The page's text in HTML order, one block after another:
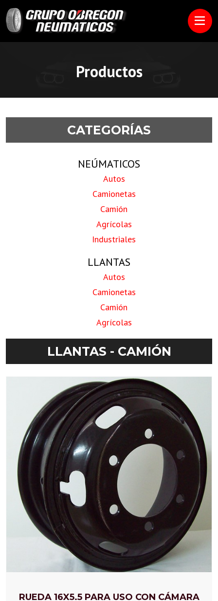
Productos
CATEGORÍAS
NEÚMATICOS
Autos
Camionetas
Camión
Agrícolas
Industriales
LLANTAS
Autos
Camionetas
Camión
Agrícolas
LLANTAS - CAMIÓN
RUEDA 16X5.5 PARA USO CON CÁMARA